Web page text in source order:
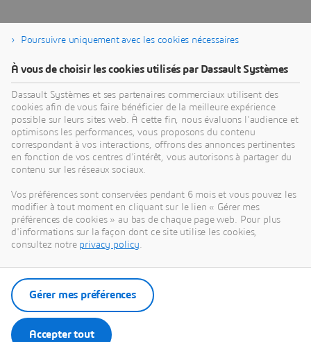
À propos de Dassault Systèmes
Dassault Systèmes est un accélérateur de progrès
humain. Depuis 1981, l'entreprise est pionnière
dans la création de mondes virtuels pour améliorer
la vie réelle des consommateurs, des patients et
3DEXPERIENCE, ses jumeaux virtuels augmentés
par l'IA et ancrés dans la science aident 390 000
entreprises, de toutes tailles et de tous secteurs, à
durables à fort impact. Pour plus d'informations,
www.3ds.com/fr
Poursuivre uniquement avec les cookies nécessaires
À vous de choisir les cookies utilisés par Dassault Systèmes
Dassault Systèmes et ses partenaires commerciaux utilisent des
cookies afin de vous faire bénéficier de la meilleure expérience
possible sur leurs sites web. À cette fin, nous évaluons l'audience et
optimisons les performances, vous proposons du contenu
correspondant à vos interactions, offrons des annonces pertinentes
en fonction de vos centres d'intérêt, vous autorisons à partager du
contenu sur les réseaux sociaux.
Vos préférences sont conservées pendant 6 mois et vous pouvez les
modifier à tout moment en cliquant sur le lien « Gérer mes
préférences de cookies » au bas de chaque page web. Pour plus
d'informations sur la façon dont ce site utilise les cookies,
consultez notre privacy policy.
Accepter tout
Gérer mes préférences